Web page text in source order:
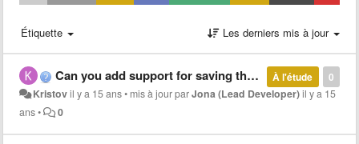
Étiquette Les derniers mis à jour
0
À l'étude
Can you add support for saving the title and artist of the current artist song playing (eg. Tunewiki has the ability to email this info).
Kristovil y a 15 ans• mis à jour parJona (Lead Developer)il y a 15
ans• 0